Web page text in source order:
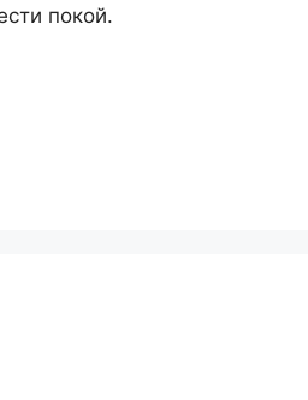
покой.